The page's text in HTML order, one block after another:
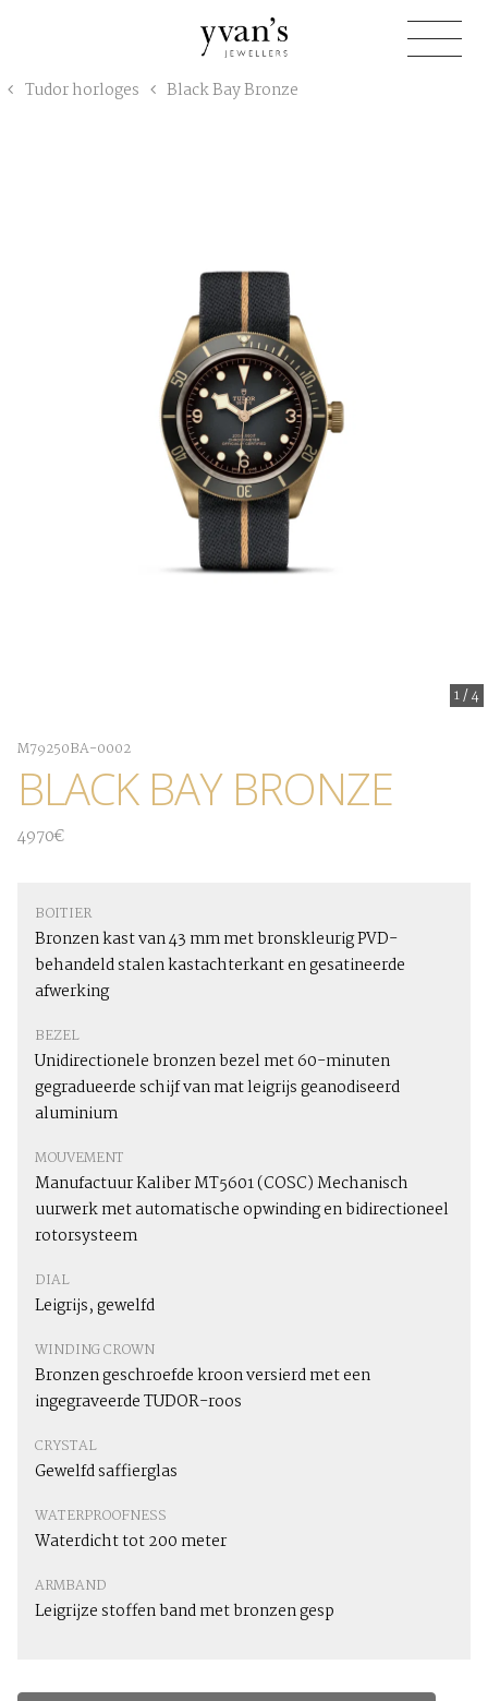
Jewellers
Tudor horloges Black Bay Bronze
1/4
M79250BA-0002
BLACK BAY BRONZE
4970€
BOITIER
Bronzen kast van 43 mm met bronskleurig PVD-
behandeld stalen kastachterkant en gesatineerde
afwerking
BEZEL
Unidirectionele bronzen bezel met 60-minuten
gegradueerde schijf van mat leigrijs geanodiseerd
aluminium
MOUVEMENT
Manufactuur Kaliber MT5601 (COSC) Mechanisch
uurwerk met automatische opwinding en bidirectioneel
rotorsysteem
DIAL
Leigrijs, gewelfd
WINDING CROWN
Bronzen geschroefde kroon versierd met een
ingegraveerde TUDOR-roos
CRYSTAL
Gewelfd saffierglas
WATERPROOFNESS
Waterdicht tot 200 meter
ARMBAND
Leigrijze stoffen band met bronzen gesp